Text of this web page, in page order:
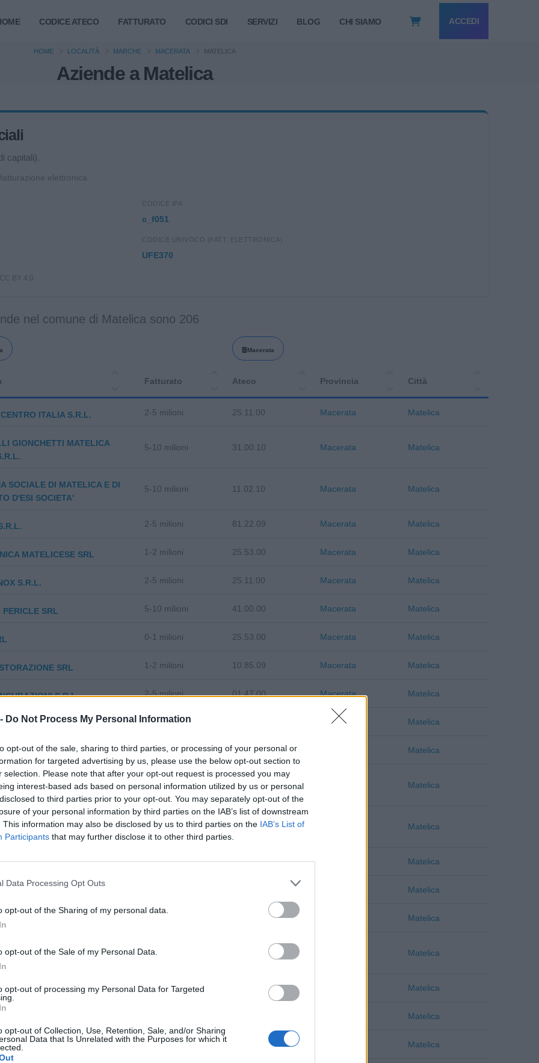
Do Not Process My Personal Information
opt-out of the sale, sharing to third parties, or processing of your personal or
for targeted advertising by us, please use the below opt-out section to
selection. Please note that after your opt-out request is processed you may
interest-based ads based on personal information utilized by us or personal
to third parties prior to your opt-out. You may separately opt-out of the
of your personal information by third parties on the IAB’s list of downstream
This information may also be disclosed by us to third parties on the IAB’s List of
Participants that may further disclose it to other third parties.
Data Processing Opt Outs
opt-out of the Sharing of my personal data.
opt-out of the Sale of my Personal Data.
opt-out of processing my Personal Data for Targeted
opt-out of Collection, Use, Retention, Sale, and/or Sharing
Data that Is Unrelated with the Purposes for which it
CODICE ATECO FATTURATO CODICI SDI SERVIZI BLOG CHI SIAMO ACCEDI
Aziende a Matelica
HOME LOCALITÀ MARCHE MACERATA MATELICA
capitali).
elettronica.
CODICE IPA
c_f051
CODICE UNIVOCO (FATT. ELETTRONICA)
UFE370
BY 4.0.
nel comune di Matelica sono 206
Macerata
Fatturato Ateco Provincia Città
ITALIA S.R.L. 2-5 milioni 25.11.00 Macerata Matelica
GIONCHETTI MATELICA
5-10 milioni 31.00.10 Macerata Matelica
SOCIALE DI MATELICA E DI
D'ESI SOCIETA'
5-10 milioni 11.02.10 Macerata Matelica
2-5 milioni 81.22.09 Macerata Matelica
MATELICESE SRL 1-2 milioni 25.53.00 Macerata Matelica
S.R.L. 2-5 milioni 25.11.00 Macerata Matelica
PERICLE SRL 5-10 milioni 41.00.00 Macerata Matelica
0-1 milioni 25.53.00 Macerata Matelica
SRL 1-2 milioni 10.85.09 Macerata Matelica
S.R.L. 2-5 milioni 01.47.00 Macerata Matelica
GROUP S.R.L. 5-10 milioni Macerata Matelica
INFORMATICA S.R.L. 50-100 milioni 62.10.00 Matelica
DI MATELICA SRL IN
2-5 milioni 14.20.00 Matelica
AGRICOLA LORENZOTTI DI
FRANCESCO & C.
non pervenuto 14.10.00 Matelica
S.R.L. 2-5 milioni 61.90.10 Matelica
Matelica
DA KATTY S.R.L. Matelica
DI PITTORI ALBERTO E
S.N.C.
non pervenuto Matelica
10-25 milioni Matelica
Matelica
SRL 0-1 milioni Matelica